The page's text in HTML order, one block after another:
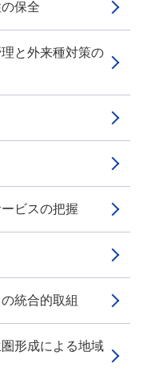
保全
と外来種対策の
ビスの把握
統合的取組
形成による地域